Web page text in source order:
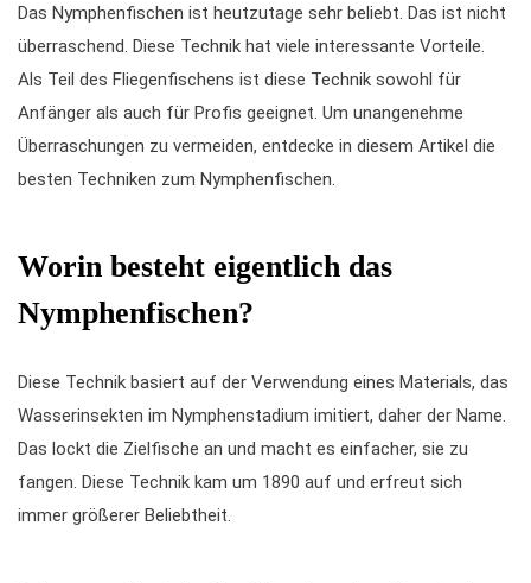
Das Nymphenfischen ist heutzutage sehr beliebt. Das ist nicht
überraschend. Diese Technik hat viele interessante Vorteile.
Als Teil des Fliegenfischens ist diese Technik sowohl für
Anfänger als auch für Profis geeignet. Um unangenehme
Überraschungen zu vermeiden, entdecke in diesem Artikel die
besten Techniken zum Nymphenfischen.
Worin besteht eigentlich das
Nymphenfischen?
Diese Technik basiert auf der Verwendung eines Materials, das
Wasserinsekten im Nymphenstadium imitiert, daher der Name.
Das lockt die Zielfische an und macht es einfacher, sie zu
fangen. Diese Technik kam um 1890 auf und erfreut sich
immer größerer Beliebtheit.